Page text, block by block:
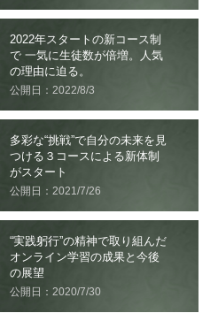
2022年スタートの新コース制
で 一気に生徒数が倍増。人気
の理由に迫る。
公開日：2022/8/3
多彩な“挑戦”で自分の未来を見
つける３コースによる新体制
がスタート
公開日：2021/7/26
“実践躬行”の精神で取り組んだ
オンライン学習の成果と今後
の展望
公開日：2020/7/30